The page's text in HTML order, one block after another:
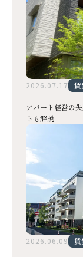
2026.07.17 賃
アパート経営の
トも解説
2026.06.09 賃